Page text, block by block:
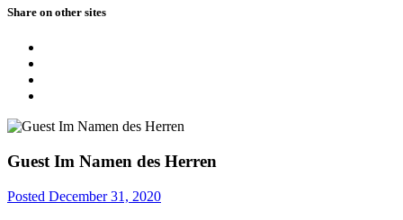
Share on other sites
Guest Im Namen des Herren
Posted December 31, 2020